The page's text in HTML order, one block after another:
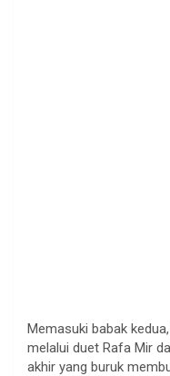
Memasuki babak kedua
melalui duet Rafa Mir
akhir yang buruk